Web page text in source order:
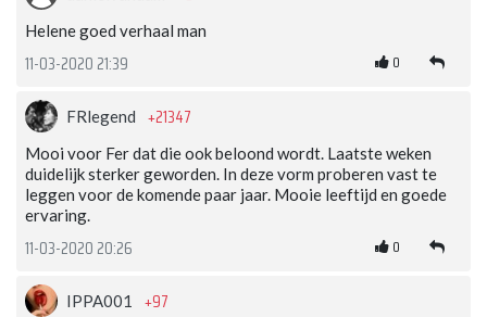
Helene goed verhaal man
11-03-2020 21:39 0
FRlegend +21347
Mooi voor Fer dat die ook beloond wordt. Laatste weken
duidelijk sterker geworden. In deze vorm proberen vast te
leggen voor de komende paar jaar. Mooie leeftijd en goede
ervaring.
11-03-2020 20:26 0
IPPA001 +97